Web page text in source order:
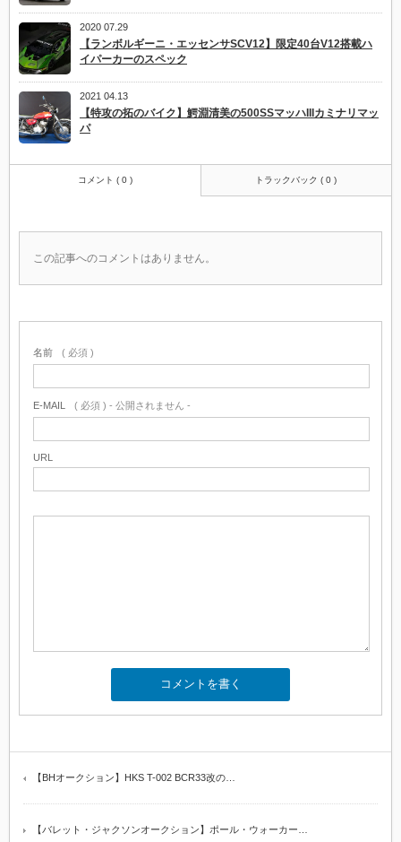
2020 07.29
【ランボルギーニ・エッセンサSCV12】限定40台V12搭載ハ
イパーカーのスペック
2021 04.13
【特攻の拓のバイク】鰐淵清美の500SSマッハIIIカミナリマッ
パ
コメント ( 0 ) トラックバック ( 0 )
この記事へのコメントはありません。
名前 ( 必須 )
E-MAIL ( 必須 ) - 公開されません -
URL
【BHオークション】HKS T-002 BCR33改の…
【バレット・ジャクソンオークション】ポール・ウォーカー…